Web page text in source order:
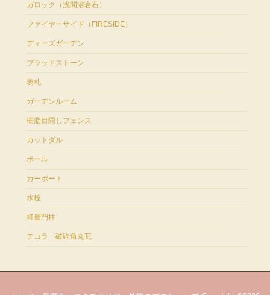
ガロック（浅間溶岩石）
ファイヤーサイド（FIRESIDE）
ディーズガーデン
ブラッドストーン
表札
ガーデンルーム
樹脂目隠しフェンス
カットダル
ポール
カーポート
水栓
軽量門柱
テコラ 破砕角丸瓦